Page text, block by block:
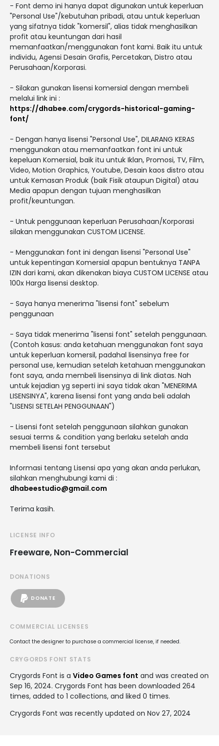
- Font demo ini hanya dapat digunakan untuk keperluan
"Personal Use"/kebutuhan pribadi, atau untuk keperluan
yang sifatnya tidak "komersil", alias tidak menghasilkan
profit atau keuntungan dari hasil
memanfaatkan/menggunakan font kami. Baik itu untuk
individu, Agensi Desain Grafis, Percetakan, Distro atau
Perusahaan/Korporasi.
- Silakan gunakan lisensi komersial dengan membeli
melalui link ini :
https://dhabee.com/crygords-historical-gaming-
font/
- Dengan hanya lisensi "Personal Use", DILARANG KERAS
menggunakan atau memanfaatkan font ini untuk
kepeluan Komersial, baik itu untuk Iklan, Promosi, TV, Film,
Video, Motion Graphics, Youtube, Desain kaos distro atau
untuk Kemasan Produk (baik Fisik ataupun Digital) atau
Media apapun dengan tujuan menghasilkan
profit/keuntungan.
- Untuk penggunaan keperluan Perusahaan/Korporasi
silakan menggunakan CUSTOM LICENSE.
- Menggunakan font ini dengan lisensi "Personal Use"
untuk kepentingan Komersial apapun bentuknya TANPA
IZIN dari kami, akan dikenakan biaya CUSTOM LICENSE atau
100x Harga lisensi desktop.
- Saya hanya menerima "lisensi font" sebelum
penggunaan
- Saya tidak menerima "lisensi font" setelah penggunaan.
(Contoh kasus: anda ketahuan menggunakan font saya
untuk keperluan komersil, padahal lisensinya free for
personal use, kemudian setelah ketahuan menggunakan
font saya, anda membeli lisensinya di link diatas. Nah
untuk kejadian yg seperti ini saya tidak akan "MENERIMA
LISENSINYA", karena lisensi font yang anda beli adalah
"LISENSI SETELAH PENGGUNAAN")
- Lisensi font setelah penggunaan silahkan gunakan
sesuai terms & condition yang berlaku setelah anda
membeli lisensi font tersebut
Informasi tentang Lisensi apa yang akan anda perlukan,
silahkan menghubungi kami di :
dhabeestudio@gmail.com
Terima kasih.
LICENSE INFO
Freeware, Non-Commercial
DONATIONS
DONATE
COMMERCIAL LICENSES
Contact the designer to purchase a commercial license, if needed.
CRYGORDS FONT STATS
Crygords Font is a Video Games font and was created on
Sep 16, 2024. Crygords Font has been downloaded 264
times, added to 1 collections, and liked 0 times.
Crygords Font was recently updated on Nov 27, 2024